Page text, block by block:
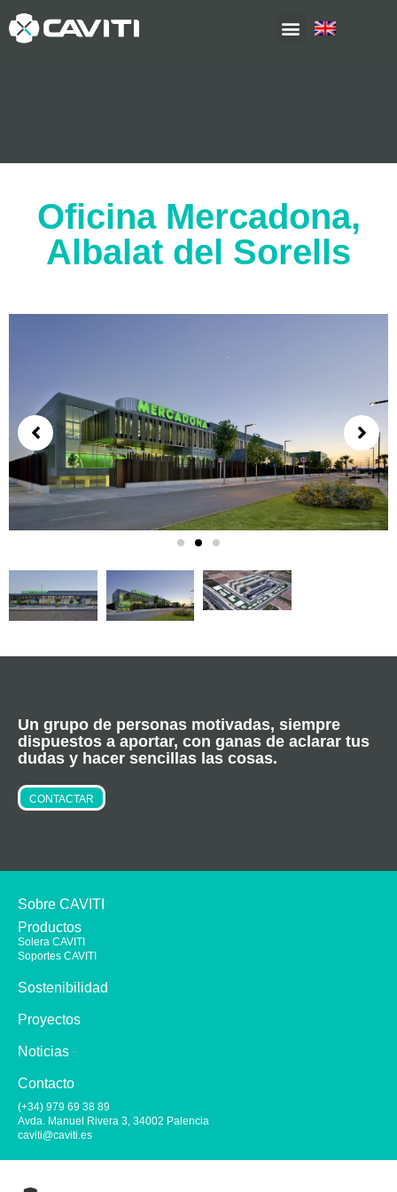
Oficina Mercadona,
Albalat del Sorells
Un grupo de personas motivadas, siempre
dispuestos a aportar, con ganas de aclarar tus
dudas y hacer sencillas las cosas.
CONTACTAR
Sobre CAVITI
Productos
Solera CAVITI
Soportes CAVITI
Sostenibilidad
Proyectos
Noticias
Contacto
(+34) 979 69 38 89
Avda. Manuel Rivera 3, 34002 Palencia
caviti@caviti.es